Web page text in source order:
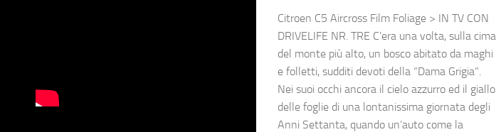
Citroen C5 Aircross Film Foliage > IN TV CON
DRIVELIFE NR. TRE C’era una volta, sulla cima
del monte più alto, un bosco abitato da maghi
e folletti, sudditi devoti della “Dama Grigia”.
Nei suoi occhi ancora il cielo azzurro ed il giallo
delle foglie di una lontanissima giornata degli
Anni Settanta, quando un’auto come la